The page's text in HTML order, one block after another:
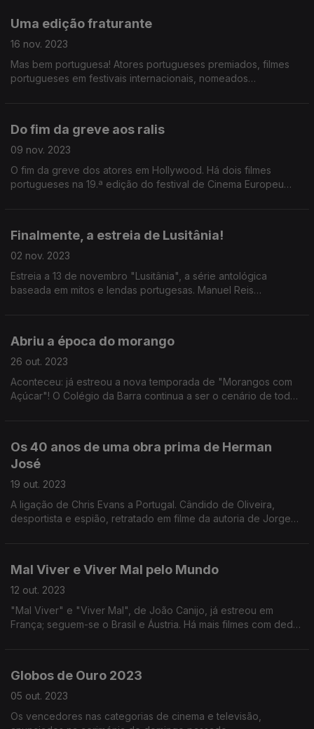
Uma edição fraturante
16 nov. 2023
Mas bem portuguesa! Atores portugueses premiados, filmes
portugueses em festivais internacionais, nomeados
Do fim da greve aos ralis
09 nov. 2023
O fim da greve dos atores em Hollywood. Há dois filmes
portugueses na 19.ª edição do festival de Cinema Europeu
Finalmente, a estreia de Lusitânia!
02 nov. 2023
Estreia a 13 de novembro "Lusitânia", a série antológica
baseada em mitos e lendas portugesas. Manuel Reis
Abriu a época do morango
26 out. 2023
Aconteceu: já estreou a nova temporada de "Morangos com
Açúcar"! O Colégio da Barra continua a ser o cenário de todo
Os 40 anos de uma obra prima de Herman
José
19 out. 2023
A ligação de Chris Evans a Portugal. Cândido de Oliveira,
desportista e espião, retratado em filme da autoria de Jorge
Mal Viver e Viver Mal pelo Mundo
12 out. 2023
"Mal Viver" e "Viver Mal", de João Canijo, já estreou em
França; seguem-se o Brasil e Áustria. Há mais filmes com dedo
Globos de Ouro 2023
05 out. 2023
Os vencedores nas categorias de cinema e televisão,